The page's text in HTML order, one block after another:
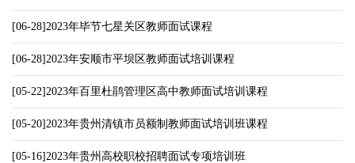
[06-28]2023年毕节七星关区教师面试课程
[06-28]2023年安顺市平坝区教师面试培训课程
[05-22]2023年百里杜鹃管理区高中教师面试培训课程
[05-20]2023年贵州清镇市员额制教师面试培训班课程
[05-16]2023年贵州高校职校招聘面试专项培训班